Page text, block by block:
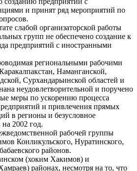
и принят ряд мероприятий по
слабой организаторской работы
групп не обеспечено создание к
предприятий с иностранными
региональными рабочими
Наманганской,
Сурхандарьинской областей и
неудовлетворительной и поручено
меры по ускорению процесса
и привлечения прямых
в регионы и безусловное
2002 год.
рабочей группы
Конликульского, Нуратинского,
районов.
(хоким Хакимов) и
районах, несмотря на то, что